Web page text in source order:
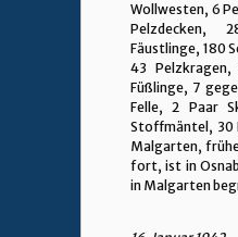
Wollwesten, 6
Pelzdecken,
Fäustlinge, 180
43 Pelzkragen,
Füßlinge, 7
Felle, 2 Paar
Stoffmäntel, 30
Malgarten,
fort, ist in
in Malgarten